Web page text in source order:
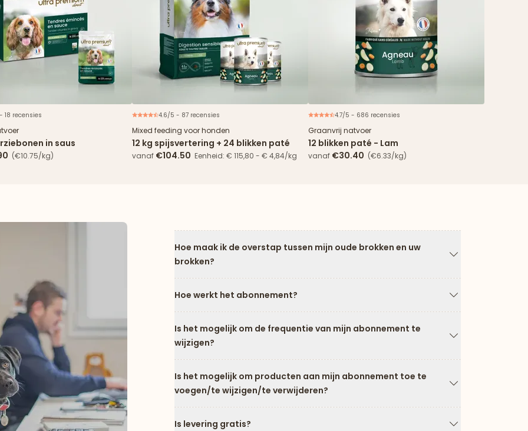
18 recensies
in saus
(€10.75/kg)
Speciale aanbieding
4.6/5 - 87 recensies
Mixed feeding voor honden
12 kg spijsvertering + 24 blikken paté
vanaf €104.50 Eenheid: € 115,80 - € 4,84/kg
4.7/5 - 686 recensies
Graanvrij natvoer
12 blikken paté - Lam
vanaf €30.40 (€6.33/kg)
Hoe maak ik de overstap tussen mijn oude brokken en uw
brokken?
Hoe werkt het abonnement?
Pijl naar beneden
Is het mogelijk om de frequentie van mijn abonnement te
wijzigen?
Is het mogelijk om producten aan mijn abonnement toe te
voegen/te wijzigen/te verwijderen?
Is levering gratis?